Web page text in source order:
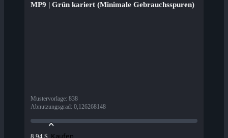
MP9 | Grün kariert (Minimale Gebrauchsspuren)
Mustervorlage: 838
Abnutzungsgrad: 0,126268148
8,94 $ Kaufen